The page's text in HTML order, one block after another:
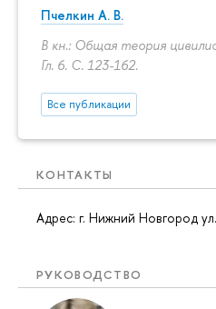
Пчелкин А. В.
В кн.: Общая теория
Гл. 6. С. 123-162.
Все публикации
КОНТАКТЫ
Адрес: г. Нижний Новгород
РУКОВОДСТВО